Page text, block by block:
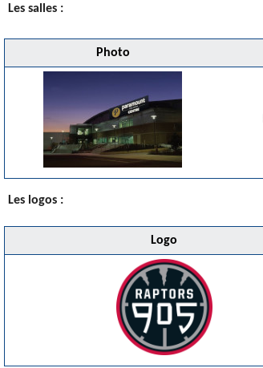
Les salles :
Photo
Les logos :
Logo